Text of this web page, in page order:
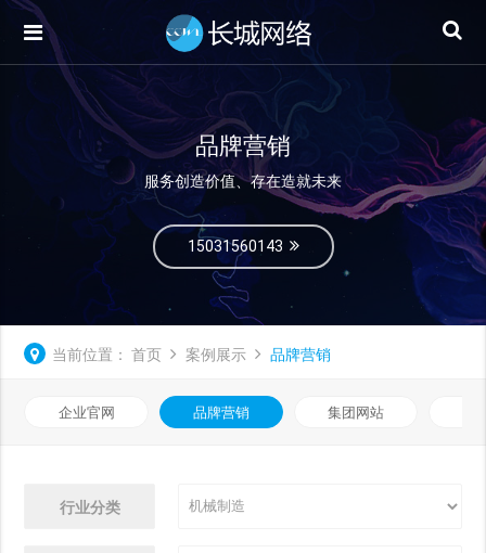
品牌营销
服务创造价值、存在造就未来
15031560143
当前位置： 首页 案例展示 品牌营销
企业官网 品牌营销 集团网站
行业分类